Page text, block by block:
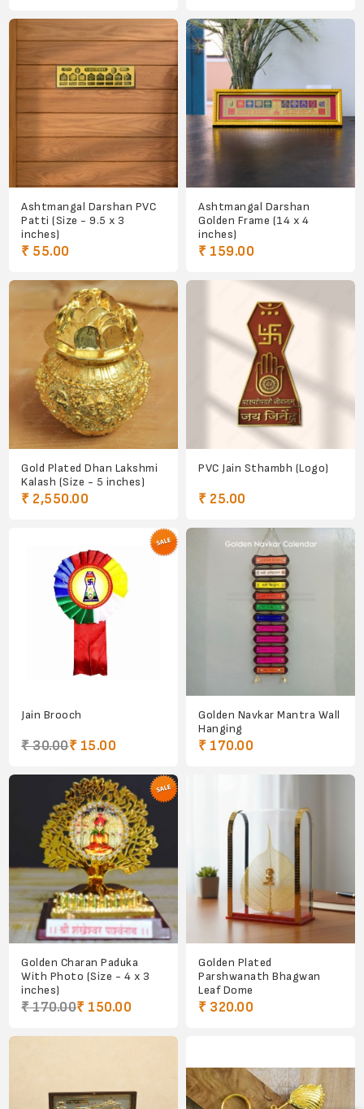
Ashtmangal Darshan PVC
Patti (Size - 9.5 x 3
inches)
₹ 55.00
Ashtmangal Darshan
Golden Frame (14 x 4
inches)
₹ 159.00
Gold Plated Dhan Lakshmi
Kalash (Size - 5 inches)
₹ 2,550.00
PVC Jain Sthambh (Logo)
₹ 25.00
Jain Brooch
₹ 30.00₹ 15.00
Golden Navkar Mantra Wall
Hanging
₹ 170.00
Golden Charan Paduka
With Photo (Size - 4 x 3
inches)
₹ 170.00₹ 150.00
Golden Plated
Parshwanath Bhagwan
Leaf Dome
₹ 320.00